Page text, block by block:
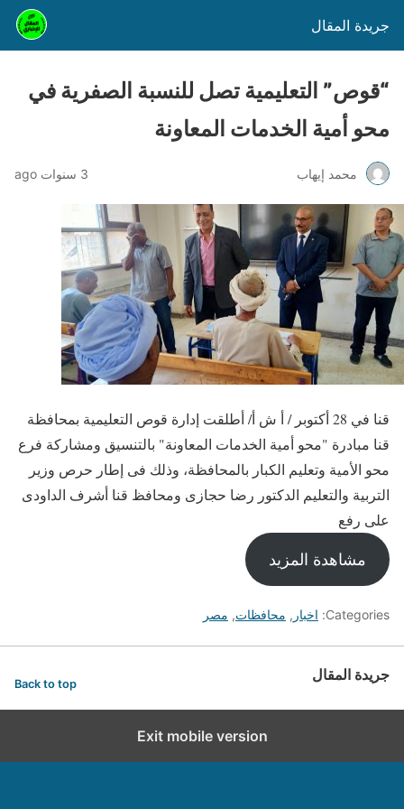
جريدة المقال
“قوص” التعليمية تصل للنسبة الصفرية في
محو أمية الخدمات المعاونة
محمد إيهاب 3 سنوات ago
قنا في 28 أكتوبر / أ ش أ/ أطلقت إدارة قوص التعليمية بمحافظة
قنا مبادرة "محو أمية الخدمات المعاونة" بالتنسيق ومشاركة فرع
محو الأمية وتعليم الكبار بالمحافظة، وذلك فى إطار حرص وزير
التربية والتعليم الدكتور رضا حجازى ومحافظ قنا أشرف الداودى
على رفع
مشاهدة المزيد
Categories: اخبار , محافظات, مصر
جريدة المقال Back to top
Exit mobile version